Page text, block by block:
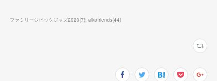
ファミリーシビックジャズ2020(7) aikofriends(44)